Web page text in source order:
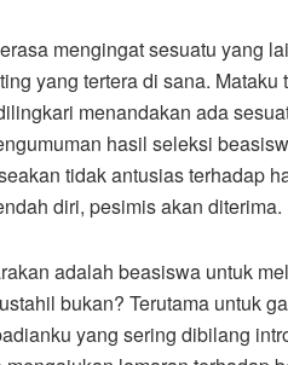
mengingat sesuatu yang
yang tertera di sana.
menandakan ada
hasil seleksi
tidak antusias terhadap
diri, pesimis akan diterima.
adalah beasiswa untuk
bukan? Terutama untuk
yang sering dibilang